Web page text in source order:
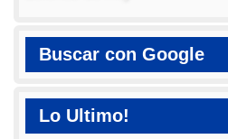
Buscar con Google
Lo Ultimo!